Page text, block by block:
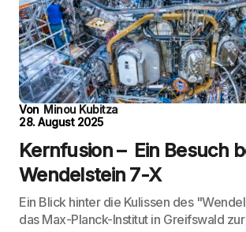
Von Minou Kubitza
28. August 2025
Kernfusion – Ein Besuch
Wendelstein 7-X
Ein Blick hinter die Kulissen des
das Max-Planck-Institut in Greifswald